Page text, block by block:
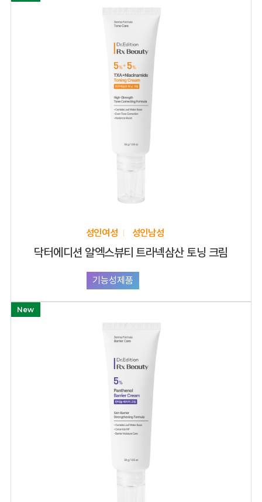
성인여성 성인남성
닥터에디션 알엑스뷰티 트라넥삼산 토닝 크림
기능성제품
New